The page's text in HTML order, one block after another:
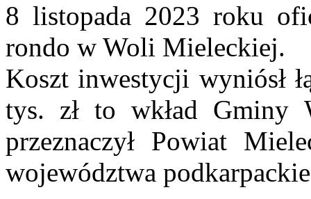
8 listopada 2023 roku
rondo w Woli Mieleckiej.
Koszt inwestycji wyniósł
tys. zł to wkład Gminy
przeznaczył Powiat
województwa